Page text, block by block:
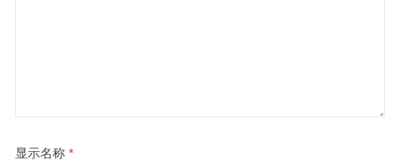
显示名称 *